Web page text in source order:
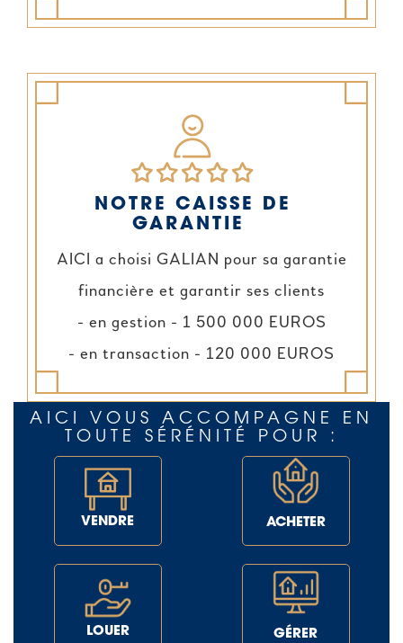
NOTRE CAISSE DE
GARANTIE
AICI a choisi GALIAN pour sa garantie
financière et garantir ses clients
- en gestion - 1 500 000 EUROS
- en transaction - 120 000 EUROS
AICI VOUS ACCOMPAGNE EN
TOUTE SÉRÉNITÉ POUR :
VENDRE ACHETER
LOUER GÉRER